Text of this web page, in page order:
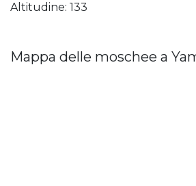
Altitudine: 133
Mappa delle moschee a